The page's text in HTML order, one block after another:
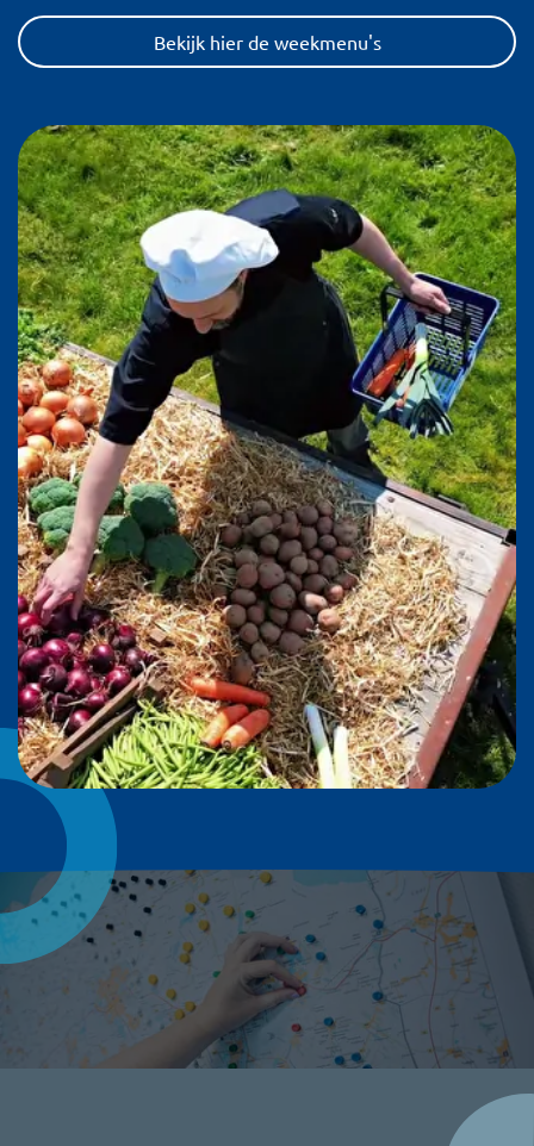
Bekijk hier de weekmenu's